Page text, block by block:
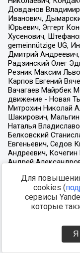
Для
cookies (
сервисы
которые
Я